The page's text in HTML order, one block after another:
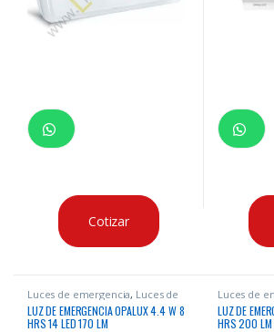
Cotizar
Luces de emergencia, Luces de
Emergencia
LUZ DE EMERGENCIA OPALUX 4.4 W 8
HRS 14 LED 170 LM
Luces de
Emergencia
LUZ DE
HRS 200 LM